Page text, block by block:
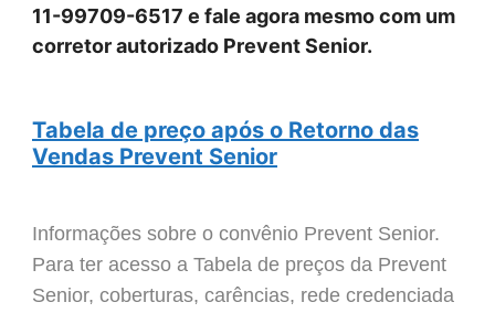
11-99709-6517 e fale agora mesmo com um
corretor autorizado Prevent Senior.
Tabela de preço após o Retorno das
Vendas Prevent Senior
Informações sobre o convênio Prevent Senior.
Para ter acesso a Tabela de preços da Prevent
Senior, coberturas, carências, rede credenciada